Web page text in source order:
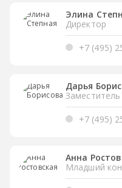
Элина
Директор
+7 (495)
Дарья
+7 (495)
Анна
Младший